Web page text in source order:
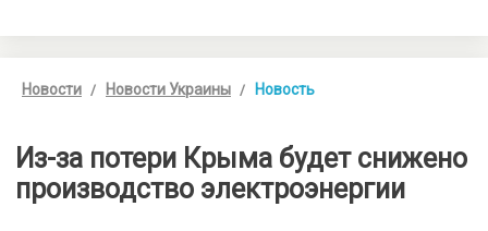
Новости Новости Украины Новость
Из-за потери Крыма будет снижено
производство электроэнергии